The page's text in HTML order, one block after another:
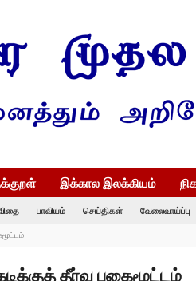
இக்கால இலக்கியம்
பாவியம் செய்திகள் வேலைவாய்ப்பு
தீர்வு புகைமூட்டம்